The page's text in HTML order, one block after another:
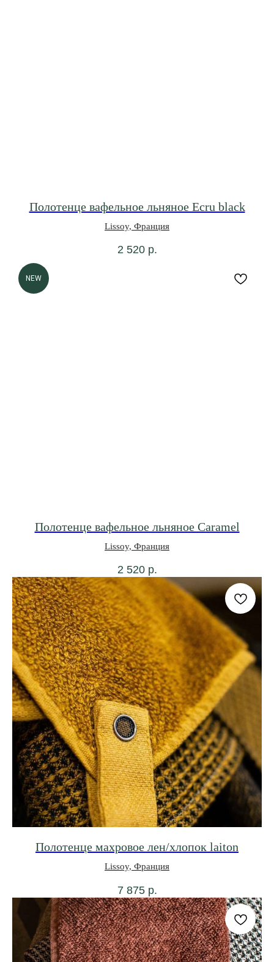
Полотенце вафельное льняное Ecru black
Lissoy, Франция
2 520 р.
NEW
Полотенце вафельное льняное Caramel
Lissoy, Франция
2 520 р.
Полотенце махровое лен/хлопок laiton
Lissoy, Франция
7 875 р.